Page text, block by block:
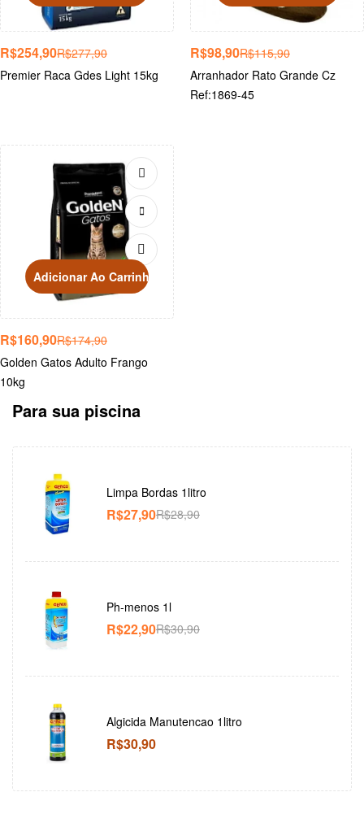
R$277,90
R$254,90
Premier Raca Gdes Light 15kg
R$115,90
R$98,90
Arranhador Rato Grande Cz
Ref:1869-45
Adicionar Ao Carrinho
R$174,90
R$160,90
Golden Gatos Adulto Frango
10kg
Para sua piscina
Limpa Bordas 1litro
R$28,90
R$27,90
Ph-menos 1l
R$30,90
R$22,90
Algicida Manutencao 1litro
R$30,90